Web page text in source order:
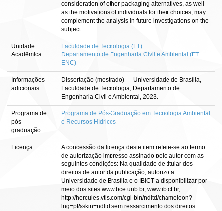
consideration of other packaging alternatives, as well
as the motivations of individuals for their choices, may
complement the analysis in future investigations on the
subject.
Unidade
Acadêmica:
Faculdade de Tecnologia (FT)
Departamento de Engenharia Civil e Ambiental (FT
ENC)
Informações
adicionais:
Dissertação (mestrado) — Universidade de Brasília,
Faculdade de Tecnologia, Departamento de
Engenharia Civil e Ambiental, 2023.
Programa de
pós-
graduação:
Programa de Pós-Graduação em Tecnologia Ambiental
e Recursos Hídricos
Licença:
A concessão da licença deste item refere-se ao termo
de autorização impresso assinado pelo autor com as
seguintes condições: Na qualidade de titular dos
direitos de autor da publicação, autorizo a
Universidade de Brasília e o IBICT a disponibilizar por
meio dos sites www.bce.unb.br, www.ibict.br,
http://hercules.vtls.com/cgi-bin/ndltd/chameleon?
lng=pt&skin=ndltd sem ressarcimento dos direitos